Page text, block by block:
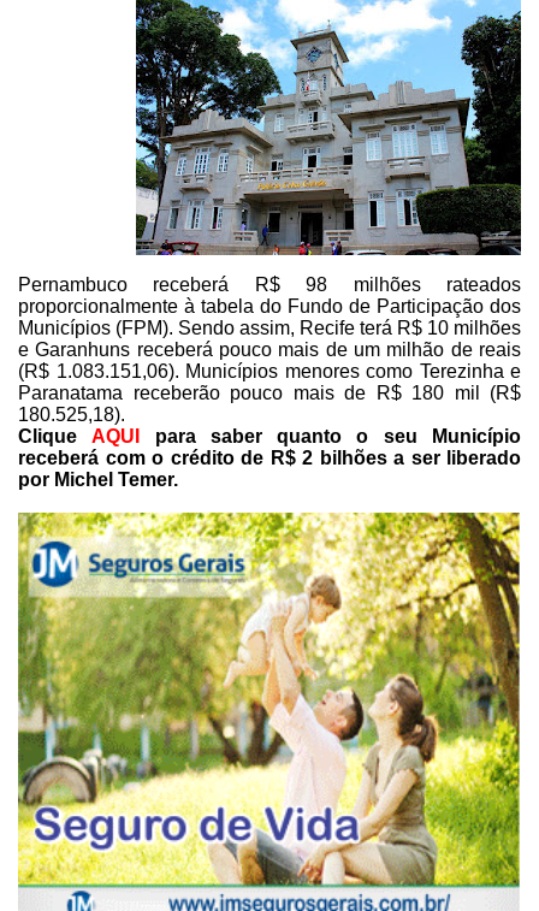
Pernambuco receberá R$ 98 milhões rateados
proporcionalmente à tabela do Fundo de Participação dos
Municípios (FPM). Sendo assim, Recife terá R$ 10 milhões
e Garanhuns receberá pouco mais de um milhão de reais
(R$ 1.083.151,06). Municípios menores como Terezinha e
Paranatama receberão pouco mais de R$ 180 mil (R$
180.525,18).
CliqueAQUI parasaber quanto o seu Município
receberá com o crédito de R$ 2 bilhões a serliberado
por Michel Temer.